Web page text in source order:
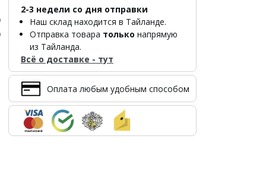
2-3 недели со дня отправки
Наш склад находится в Тайланде.
Отправка товара только напрямую
из Тайланда.
Всё о доставке - тут
Оплата любым удобным способом